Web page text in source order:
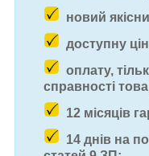
новий
доступну
оплату,
справності
12 місяців
14 днів на